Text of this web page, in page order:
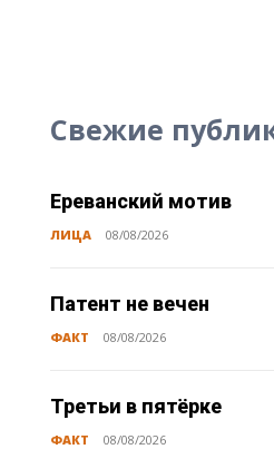
Свежие
Ереванский мотив
ЛИЦА 08/08/2026
Патент не вечен
ФАКТ 08/08/2026
Третьи в пятёрке
ФАКТ 08/08/2026